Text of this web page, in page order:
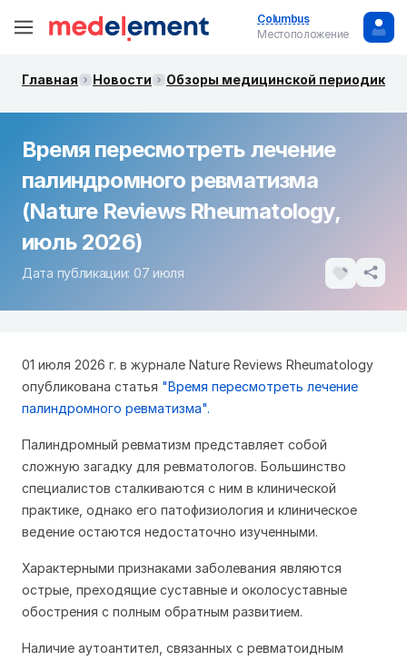
Columbus
Местоположение
Главная Новости Обзоры медицинской периодики.
Время пересмотреть лечение
палиндромного ревматизма
(Nature Reviews Rheumatology,
июль 2026)
Дата публикации: 07 июля
01 июля 2026 г. в журнале Nature Reviews Rheumatology
опубликована статья "Время пересмотреть лечение
палиндромного ревматизма".
Палиндромный ревматизм представляет собой
сложную загадку для ревматологов. Большинство
специалистов сталкиваются с ним в клинической
практике, однако его патофизиология и клиническое
ведение остаются недостаточно изученными.
Характерными признаками заболевания являются
острые, преходящие суставные и околосуставные
обострения с полным обратным развитием.
Наличие аутоантител, связанных с ревматоидным